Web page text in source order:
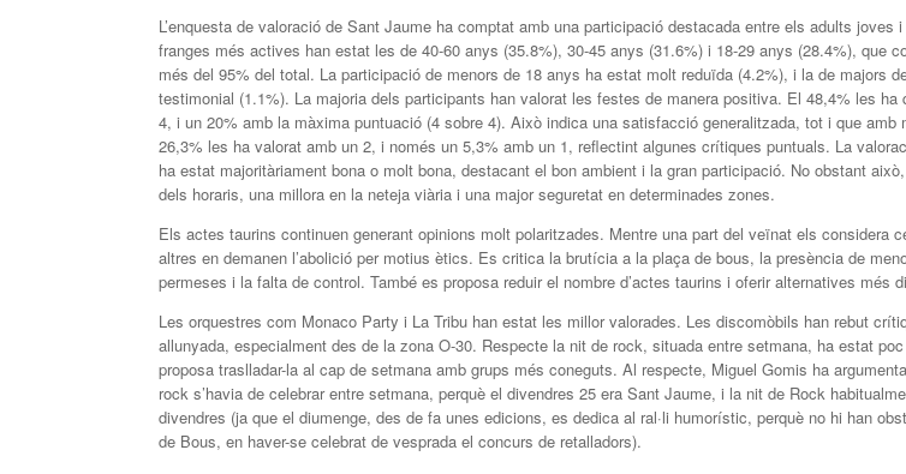
L’enquesta de valoració de Sant Jaume ha comptat amb una participació destacada entre els adults joves
franges més actives han estat les de 40-60 anys (35.8%), 30-45 anys (31.6%) i 18-29 anys (28.4%), que
més del 95% del total. La participació de menors de 18 anys ha estat molt reduïda (4.2%), i la de majors
testimonial (1.1%). La majoria dels participants han valorat les festes de manera positiva. El 48,4% les ha
4, i un 20% amb la màxima puntuació (4 sobre 4). Això indica una satisfacció generalitzada, tot i que amb
26,3% les ha valorat amb un 2, i només un 5,3% amb un 1, reflectint algunes crítiques puntuals. La
ha estat majoritàriament bona o molt bona, destacant el bon ambient i la gran participació. No obstant
dels horaris, una millora en la neteja viària i una major seguretat en determinades zones.
Els actes taurins continuen generant opinions molt polaritzades. Mentre una part del veïnat els considera
altres en demanen l’abolició per motius ètics. Es critica la brutícia a la plaça de bous, la presència de
permeses i la falta de control. També es proposa reduir el nombre d’actes taurins i oferir alternatives més
Les orquestres com Monaco Party i La Tribu han estat les millor valorades. Les discomòbils han rebut
allunyada, especialment des de la zona O-30. Respecte la nit de rock, situada entre setmana, ha estat
proposa traslladar-la al cap de setmana amb grups més coneguts. Al respecte, Miguel Gomis ha
rock s’havia de celebrar entre setmana, perquè el divendres 25 era Sant Jaume, i la nit de Rock
divendres (ja que el diumenge, des de fa unes edicions, es dedica al ral·li humorístic, perquè no hi han
de Bous, en haver-se celebrat de vesprada el concurs de retalladors).